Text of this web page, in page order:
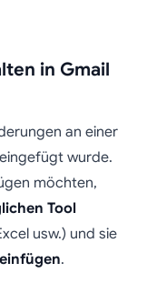
in Gmail
an einer
wurde.
möchten,
Tool
usw.) und sie
.